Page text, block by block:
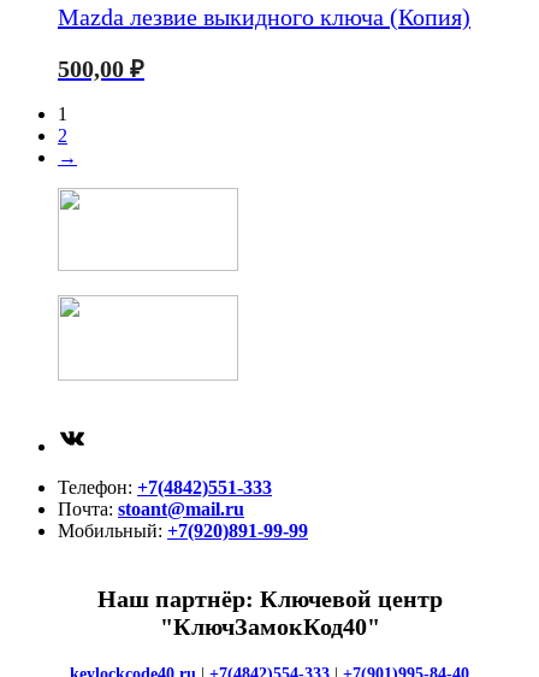
Mazda лезвие выкидного ключа (Копия)
500,00 ₽
1
2
→
Телефон: +7(4842)551-333
Почта: stoant@mail.ru
Мобильный: +7(920)891-99-99
Наш партнёр: Ключевой центр
"КлючЗамокКод40"